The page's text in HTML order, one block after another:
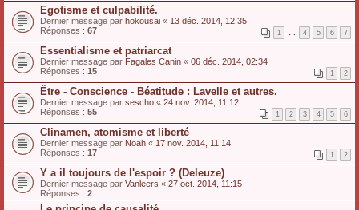
Egotisme et culpabilité.
Dernier message par hokousai « 13 déc. 2014, 12:35
Réponses : 67 1 … 4 5 6 7
Essentialisme et patriarcat
Dernier message par Fagales Canin « 06 déc. 2014, 02:34
Réponses : 15 1 2
Être - Conscience - Béatitude : Lavelle et autres.
Dernier message par sescho « 24 nov. 2014, 11:12
Réponses : 55 1 2 3 4 5 6
Clinamen, atomisme et liberté
Dernier message par Noah « 17 nov. 2014, 11:14
Réponses : 17 1 2
Y a il toujours de l'espoir ? (Deleuze)
Dernier message par Vanleers « 27 oct. 2014, 11:15
Réponses : 2